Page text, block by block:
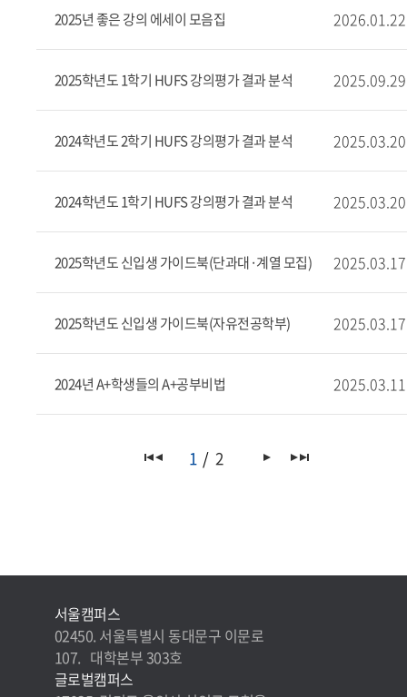
2025년 좋은 강의 에세이 모음집 2026.01.22
2025학년도 1학기 HUFS 강의평가 결과 분석 2025.09.29
2024학년도 2학기 HUFS 강의평가 결과 분석 2025.03.20
2024학년도 1학기 HUFS 강의평가 결과 분석 2025.03.20
2025학년도 신입생 가이드북(단과대·계열 모집) 2025.03.17
2025학년도 신입생 가이드북(자유전공학부) 2025.03.17
2024년 A+학생들의 A+공부비법 2025.03.11
1 2
서울캠퍼스
02450. 서울특별시 동대문구 이문로
107. 대학본부 303호
글로벌캠퍼스